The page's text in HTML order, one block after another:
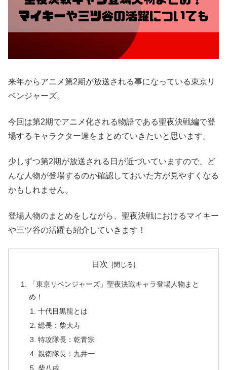
来年からアニメ第2期が放送される事になっている東京リ
ベンジャーズ。
今回は第2期でアニメ化される物語である聖夜決戦編で登
場するキャラクター達をまとめていきたいと思います。
少しずつ第2期が放送される日が近づいていますので、ど
んな人物が登場するのか確認しておいた方が見やすくなる
かもしれません。
登場人物のまとめをしながら、聖夜決戦におけるマイキー
や三ツ谷の活躍も紹介していきます！
目次
「東京リベンジャーズ」聖夜決戦キャラ登場人物まと
め！
十代目黒龍とは
総長：柴大寿
特攻隊長：乾青宗
親衛隊長：九井一
柴八戒